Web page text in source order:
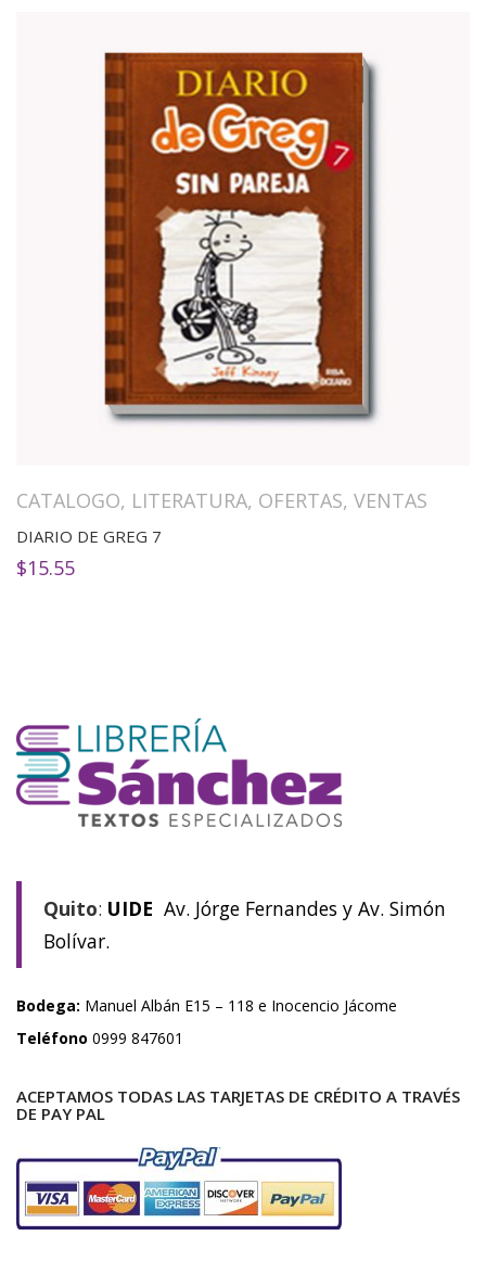
CATALOGO, LITERATURA, OFERTAS, VENTAS
DIARIO DE GREG 7
$15.55
Quito: UIDE Av. Jórge Fernandes y Av. Simón
Bolívar.
Bodega: Manuel Albán E15 – 118 e Inocencio Jácome
Teléfono 0999 847601
ACEPTAMOS TODAS LAS TARJETAS DE CRÉDITO A TRAVÉS
DE PAY PAL